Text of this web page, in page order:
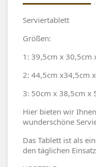
Serviertablett
Größen:
1: 39,5cm x 30,5cm
2: 44,5cm x34,5cm
3: 50cm x 38,5cm x
Hier bieten wir
wunderschöne
Das Tablett ist als
den täglichen